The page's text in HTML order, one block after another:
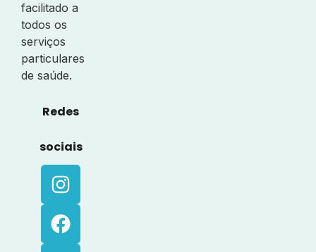
facilitado a
todos os
serviços
particulares
de saúde.
Redes
sociais